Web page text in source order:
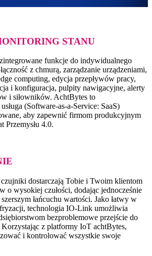
STANU
funkcje do indywidualnego
z chmurą, zarządzanie urządzeniami,
computing, edycja przepływów pracy,
i konfiguracja, pulpity nawigacyjne, alerty
i siłowników. AchtBytes to
(Software-as-a-Service: SaaS)
aby zapewnić firmom produkcyjnym
Przemysłu 4.0.
dostarczają Tobie i Twoim klientom
o wysokiej czułości, dodając jednocześnie
łańcuchu wartości. Jako łatwy w
technologia IO-Link umożliwia
bezproblemowe przejście do
Korzystając z platformy IoT achtBytes,
i kontrolować wszystkie swoje